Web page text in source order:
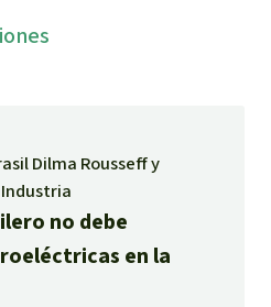
de palma
Dilma Rousseff y
no debe
en la